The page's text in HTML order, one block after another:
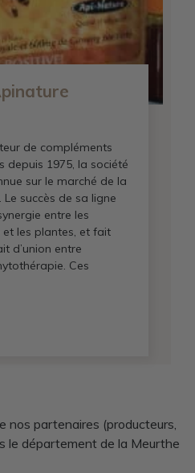
de compléments
depuis 1975, la société
sur le marché de la
succès de sa ligne
entre les
les plantes, et fait
d’union entre
Ces
nos partenaires (producteurs,
le département de la Meurthe